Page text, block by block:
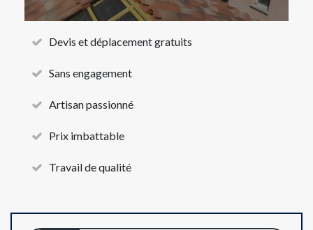
Devis et déplacement gratuits
Sans engagement
Artisan passionné
Prix imbattable
Travail de qualité